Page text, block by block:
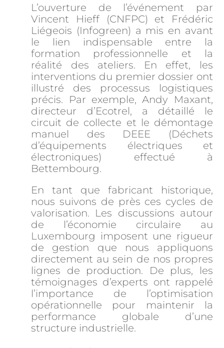
L’ouverture de l’événement par
Vincent Hieff (CNFPC) et Frédéric
Liégeois (Infogreen) a mis en avant
le lien indispensable entre la
formation professionnelle et la
réalité des ateliers. En effet, les
interventions du premier dossier ont
illustré des processus logistiques
précis. Par exemple, Andy Maxant,
directeur d’Ecotrel, a détaillé le
circuit de collecte et le démontage
manuel des DEEE (Déchets
d’équipements électriques et
électroniques) effectué à
Bettembourg.
En tant que fabricant historique,
nous suivons de près ces cycles de
valorisation. Les discussions autour
de l’économie circulaire au
Luxembourg imposent une rigueur
de gestion que nous appliquons
directement au sein de nos propres
lignes de production. De plus, les
témoignages d’experts ont rappelé
l’importance de l’optimisation
opérationnelle pour maintenir la
performance globale d’une
structure industrielle.